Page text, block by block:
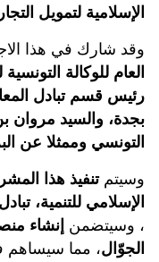
لتمويل التجارة
شارك في هذا
للوكالة التونسية
قسم تبادل المعارف
والسيد مروان بن
وممثلا عن
تنفيذ هذا
للتنمية،
وسيتضمنإنشاء منصة
، مما سيساهم